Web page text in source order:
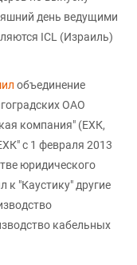
день ведущими
ICL (Израиль)
объединение
ОАО
компания" (ЕХК,
с 1 февраля 2013
юридического
к "Каустику" другие
кабельных